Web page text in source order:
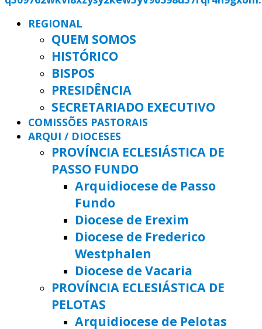
REGIONAL
QUEM SOMOS
HISTÓRICO
BISPOS
PRESIDÊNCIA
SECRETARIADO EXECUTIVO
COMISSÕES PASTORAIS
ARQUI / DIOCESES
PROVÍNCIA ECLESIÁSTICA DE
PASSO FUNDO
Arquidiocese de Passo
Fundo
Diocese de Erexim
Diocese de Frederico
Westphalen
Diocese de Vacaria
PROVÍNCIA ECLESIÁSTICA DE
PELOTAS
Arquidiocese de Pelotas